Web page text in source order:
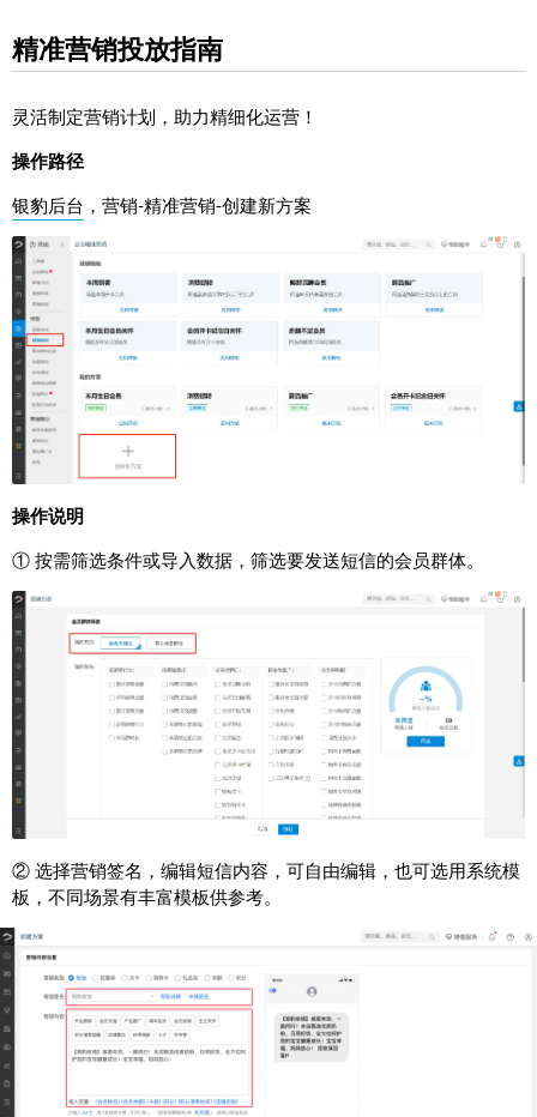
精准营销投放指南
灵活制定营销计划，助力精细化运营！
操作路径
银豹后台 ，营销-精准营销-创建新方案
操作说明
① 按需筛选条件或导入数据，筛选要发送短信的会员群体。
② 选择营销签名，编辑短信内容，可自由编辑，也可选用系统模
板，不同场景有丰富模板供参考。